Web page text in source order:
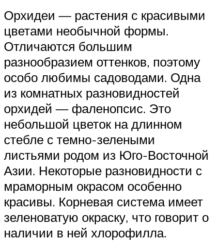
Орхидеи — растения с красивыми
цветами необычной формы.
Отличаются большим
разнообразием оттенков, поэтому
особо любимы садоводами. Одна
из комнатных разновидностей
орхидей — фаленопсис. Это
небольшой цветок на длинном
стебле с темно-зелеными
листьями родом из Юго-Восточной
Азии. Некоторые разновидности с
мраморным окрасом особенно
красивы. Корневая система имеет
зеленоватую окраску, что говорит о
наличии в ней хлорофилла.